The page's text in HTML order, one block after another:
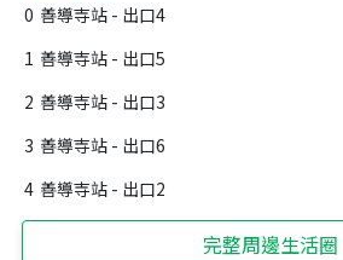
0 善導寺站 - 出口4
1 善導寺站 - 出口5
2 善導寺站 - 出口3
3 善導寺站 - 出口6
4 善導寺站 - 出口2
完整周邊生活圈